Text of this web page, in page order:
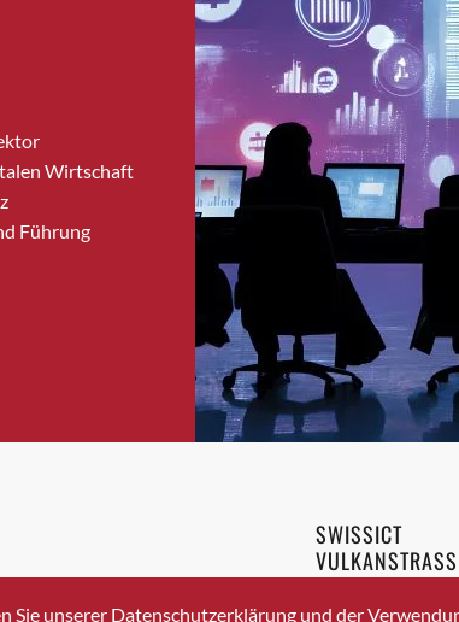
Brig-Glis
Bronschhofen
Brugg AG
Brütten
Bubendorf
Buchs (SG)
Bäretswil
Bülach
Cazis
Cham
Davos Platz
Davos Platz 1
Wirtschaft
Führung
43 336 40 20
SWISSICT
8048 ZURICH
Sie unserer Datenschutzerklärung und der